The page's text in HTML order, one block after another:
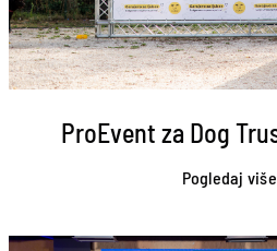
ProEvent za Dog
Pogledaj više